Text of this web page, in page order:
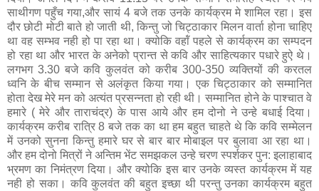
साथीगण पहुँच गया,और सायं 4 बजे तक उनके कार्यक्रम मे शामिल रहा। इस
दौर छोटी मोटी बाते हो जाती थी, किन्‍तु जो चिट्ठाकार मिलन वार्ता होना चाहिए
था वह सम्‍भव नही हो पा रहा था। क्‍योकि वहॉं पहले से कार्यक्रम का सम्‍पदन
हो रहा था और भारत के अनेको प्रान्‍त से कवि और साहित्‍यकार पधारे हुऐ थे।
लगभग 3.30 बजे कवि कुलवंत को करीब 300-350 व्‍यक्तियों की करतल
ध्‍वनि के बीच सम्‍मान से अलंकृत किया गया। एक चिट्ठाकार को सम्‍मानित
होता देख मेरे मन को अत्‍यंत प्रसन्‍नता हो रही थी। सम्‍मानित होने के पाश्‍चात वे
हमारे ( मेरे और ताराचंद्र) के पास आये और हम दोनो ने उन्‍हे बधाई दिया।
कार्यक्रम करीब रात्रि 8 बजे तक का था हम बहुत चाहते थे कि कवि सम्‍मेलन
में उनको सुनना किन्‍तु हमारे घर से बार बार मोबाइल पर बुलावा आ रहा था।
और हम दोनो मित्रों ने अन्तिम भेंट समझकल उन्‍हे चरण स्‍पर्शकर पुन: इलाहाबाद
भ्रमण का निमंत्रण दिया। और क्‍योकि इस बार उनके व्‍यस्‍त कार्यक्रम में यह
नही हो सका। कवि कुलवंत की बहुत इच्‍छा थी परन्‍तु उनका कार्यक्रम बहुत